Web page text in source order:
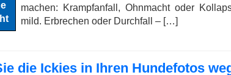
machen: Krampfanfall, Ohnmacht oder
mild. Erbrechen oder Durchfall – […]
die Ickies in Ihren Hundefotos